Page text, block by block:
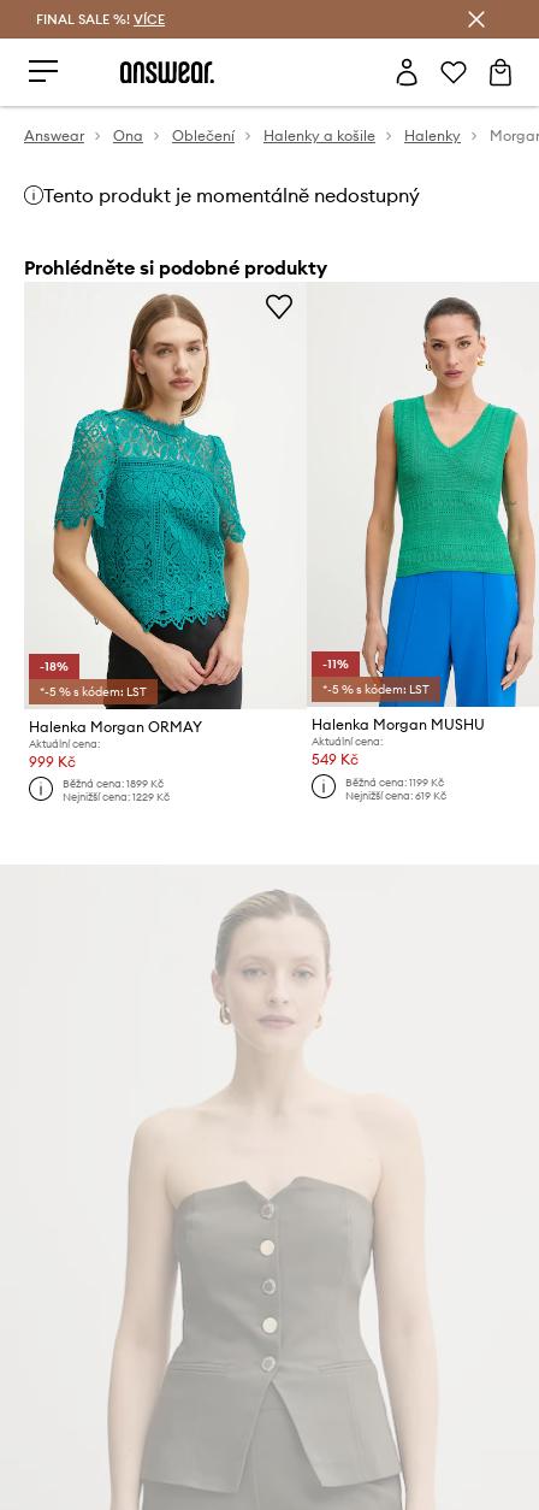
FINAL SALE %! VÍCE
Answear Ona Oblečení Halenky a košile Halenky
Tento produkt je momentálně nedostupný
Prohlédněte si podobné produkty
-18%
*-5 % s kódem: LST
Halenka Morgan ORMAY
Aktuální cena:
999 Kč
Běžná cena:1899 Kč
Nejnižší cena:1229 Kč
-11%
*-5 % s kódem: LST
Halenka Morgan MUSHU
Aktuální cena:
549 Kč
Běžná cena: 1199 Kč
Nejnižší cena: 619 Kč